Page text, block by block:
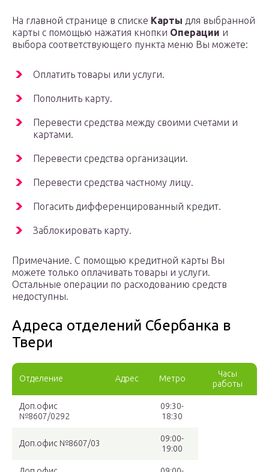
На главной странице в списке Карты для выбранной
карты с помощью нажатия кнопки Операции и
выбора соответствующего пункта меню Вы можете:
Оплатить товары или услуги.
Пополнить карту.
Перевести средства между своими счетами и
картами.
Перевести средства организации.
Перевести средства частному лицу.
Погасить дифференцированный кредит.
Заблокировать карту.
Примечание. С помощью кредитной карты Вы
можете только оплачивать товары и услуги.
Остальные операции по расходованию средств
недоступны.
Адреса отделений Сбербанка в
Твери
Отделение Адрес Метро
Часы
работы
Доп.офис
№8607/0292
09:30-
18:30
Доп.офис №8607/03
09:00-
19:00